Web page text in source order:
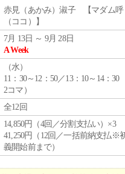
赤見（あかみ）淑子 【マダム呼
（ココ）】
7月 13日 ～ 9月 28日
A Week
（水）
11：30～12：50／13：10～14：30
2コマ）
全12回
14,850円（4回／分割支払い）×3
41,250円（12回／一括前納支払※
義開始前まで）